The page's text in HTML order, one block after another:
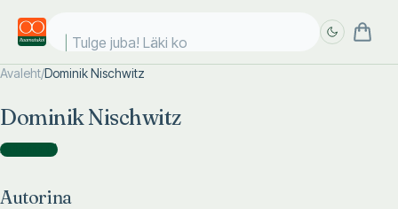
Tulge juba! Läki koo
Avaleht/Dominik Nischwitz
Dominik Nischwitz
Autorina )
Autorina